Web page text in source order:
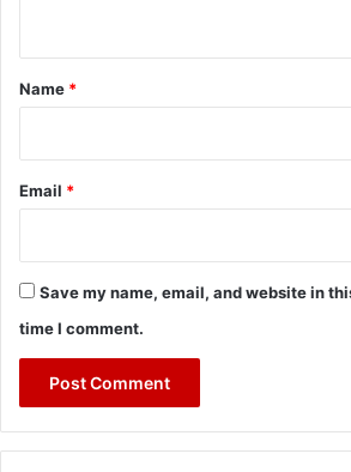
*
Name *
Email *
Save my name, email, and website in
time I comment.